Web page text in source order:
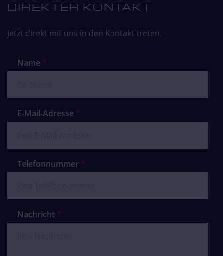
DIREKTER KONTAKT
Jetzt direkt mit uns in den Kontakt treten.
Name *
E-Mail-Adresse *
Telefonnummer *
Nachricht *